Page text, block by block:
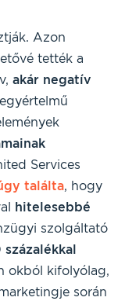
Azon
tették a
akár negatív
Services
találta, hogy
hitelesebbé
szolgáltató
okból kifolyólag,
során